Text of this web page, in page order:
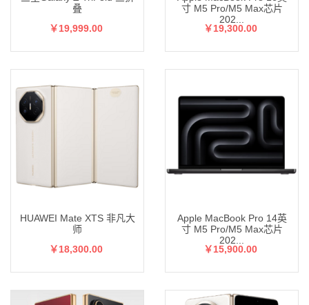
叠
￥19,999.00
寸 M5 Pro/M5 Max芯片
202...
￥19,300.00
HUAWEI Mate XTS 非凡大
师
￥18,300.00
Apple MacBook Pro 14英
寸 M5 Pro/M5 Max芯片
202...
￥15,900.00